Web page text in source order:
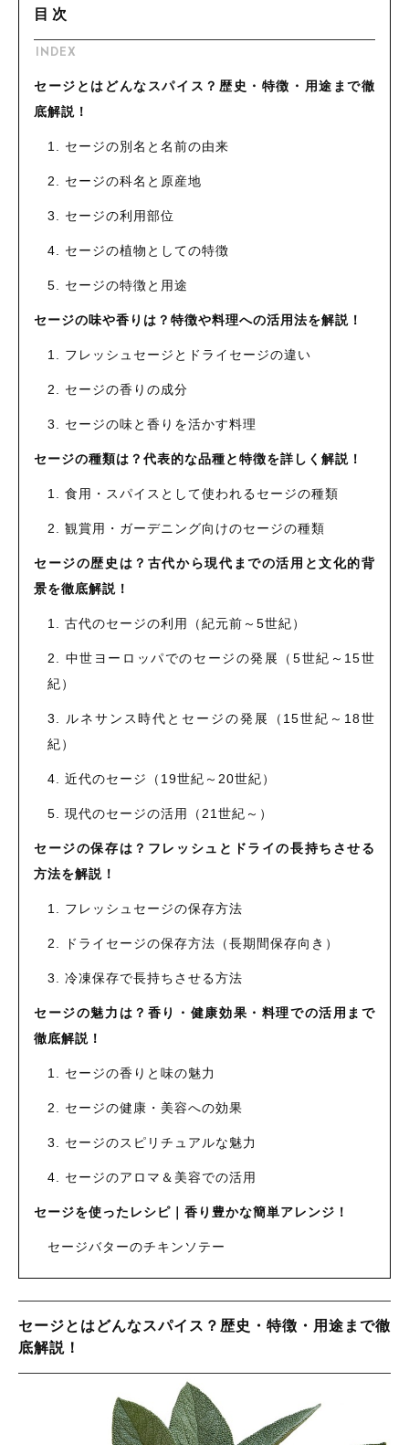
目次
INDEX
セージとはどんなスパイス？歴史・特徴・用途まで徹
底解説！
1. セージの別名と名前の由来
2. セージの科名と原産地
3. セージの利用部位
4. セージの植物としての特徴
5. セージの特徴と用途
セージの味や香りは？特徴や料理への活用法を解説！
1. フレッシュセージとドライセージの違い
2. セージの香りの成分
3. セージの味と香りを活かす料理
セージの種類は？代表的な品種と特徴を詳しく解説！
1. 食用・スパイスとして使われるセージの種類
2. 観賞用・ガーデニング向けのセージの種類
セージの歴史は？古代から現代までの活用と文化的背
景を徹底解説！
1. 古代のセージの利用（紀元前～5世紀）
2. 中世ヨーロッパでのセージの発展（5世紀～15世
紀）
3. ルネサンス時代とセージの発展（15世紀～18世
紀）
4. 近代のセージ（19世紀～20世紀）
5. 現代のセージの活用（21世紀～）
セージの保存は？フレッシュとドライの長持ちさせる
方法を解説！
1. フレッシュセージの保存方法
2. ドライセージの保存方法（長期間保存向き）
3. 冷凍保存で長持ちさせる方法
セージの魅力は？香り・健康効果・料理での活用まで
徹底解説！
1. セージの香りと味の魅力
2. セージの健康・美容への効果
3. セージのスピリチュアルな魅力
4. セージのアロマ＆美容での活用
セージを使ったレシピ｜香り豊かな簡単アレンジ！
セージバターのチキンソテー
セージとはどんなスパイス？歴史・特徴・用途まで徹
底解説！
ご利用ガイド